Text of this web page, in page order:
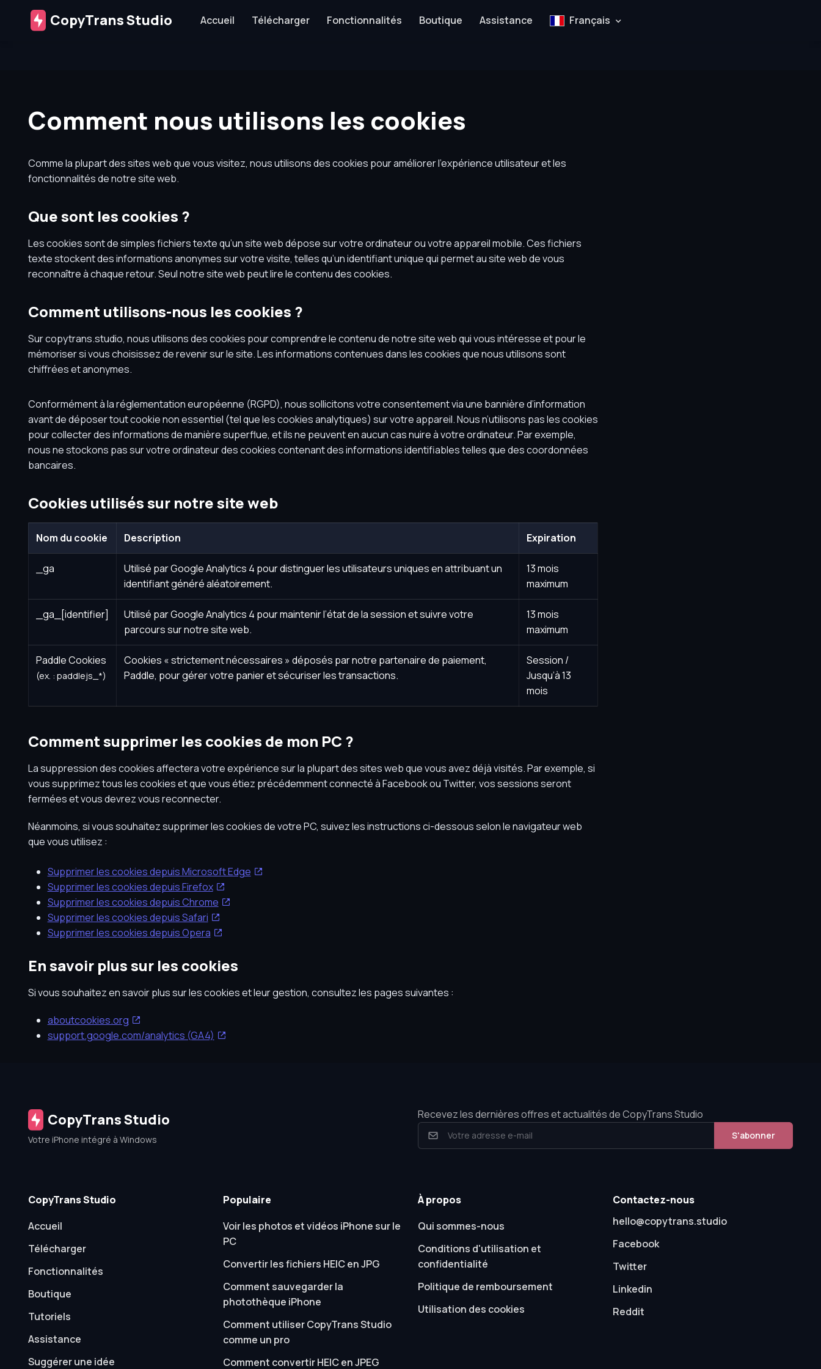
CopyTrans Studio Accueil Télécharger Fonctionnalités Boutique Assistance Français
Comment nous utilisons les cookies
Comme la plupart des sites web que vous visitez, nous utilisons des cookies pour améliorer l’expérience utilisateur et les
fonctionnalités de notre site web.
Que sont les cookies ?
Les cookies sont de simples fichiers texte qu’un site web dépose sur votre ordinateur ou votre appareil mobile. Ces fichiers
texte stockent des informations anonymes sur votre visite, telles qu’un identifiant unique qui permet au site web de vous
reconnaître à chaque retour. Seul notre site web peut lire le contenu des cookies.
Comment utilisons-nous les cookies ?
Sur copytrans.studio, nous utilisons des cookies pour comprendre le contenu de notre site web qui vous intéresse et pour le
mémoriser si vous choisissez de revenir sur le site. Les informations contenues dans les cookies que nous utilisons sont
chiffrées et anonymes.
Conformément à la réglementation européenne (RGPD), nous sollicitons votre consentement via une bannière d’information
avant de déposer tout cookie non essentiel (tel que les cookies analytiques) sur votre appareil. Nous n’utilisons pas les cookies
pour collecter des informations de manière superflue, et ils ne peuvent en aucun cas nuire à votre ordinateur. Par exemple,
nous ne stockons pas sur votre ordinateur des cookies contenant des informations identifiables telles que des coordonnées
bancaires.
Cookies utilisés sur notre site web
Nom du cookie Description Expiration
_ga
Utilisé par Google Analytics 4 pour distinguer les utilisateurs uniques en attribuant un
identifiant généré aléatoirement.
13 mois
maximum
_ga_[identifier]
Utilisé par Google Analytics 4 pour maintenir l’état de la session et suivre votre
parcours sur notre site web.
13 mois
maximum
Paddle Cookies
(ex. : paddlejs_*)
Cookies « strictement nécessaires » déposés par notre partenaire de paiement,
Paddle, pour gérer votre panier et sécuriser les transactions.
Session /
Jusqu’à 13
mois
Comment supprimer les cookies de mon PC ?
La suppression des cookies affectera votre expérience sur la plupart des sites web que vous avez déjà visités. Par exemple, si
vous supprimez tous les cookies et que vous étiez précédemment connecté à Facebook ou Twitter, vos sessions seront
fermées et vous devrez vous reconnecter.
Néanmoins, si vous souhaitez supprimer les cookies de votre PC, suivez les instructions ci-dessous selon le navigateur web
que vous utilisez :
Supprimer les cookies depuis Microsoft Edge
Supprimer les cookies depuis Firefox
Supprimer les cookies depuis Chrome
Supprimer les cookies depuis Safari
Supprimer les cookies depuis Opera
En savoir plus sur les cookies
Si vous souhaitez en savoir plus sur les cookies et leur gestion, consultez les pages suivantes :
aboutcookies.org
support.google.com/analytics (GA4)
CopyTrans Studio
Votre iPhone intégré à Windows
Recevez les dernières offres et actualités de CopyTrans Studio
S'abonner
CopyTrans Studio
Accueil
Télécharger
Fonctionnalités
Boutique
Tutoriels
Assistance
Suggérer une idée
Populaire
Voir les photos et vidéos iPhone sur le
PC
Convertir les fichiers HEIC en JPG
Comment sauvegarder la
photothèque iPhone
Comment utiliser CopyTrans Studio
comme un pro
Comment convertir HEIC en JPEG
À propos
Qui sommes-nous
Conditions d'utilisation et
confidentialité
Politique de remboursement
Utilisation des cookies
Contactez-nous
hello@copytrans.studio
Facebook
Twitter
Linkedin
Reddit